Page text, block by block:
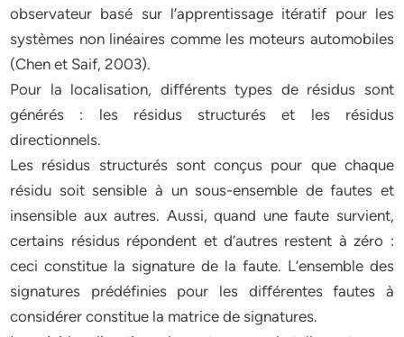
observateur basé sur l’apprentissage itératif pour les
systèmes non linéaires comme les moteurs automobiles
(Chen et Saif, 2003).
Pour la localisation, diﬀérents types de résidus sont
générés : les résidus structurés et les résidus
directionnels.
Les résidus structurés sont conçus pour que chaque
résidu soit sensible à un sous-ensemble de fautes et
insensible aux autres. Aussi, quand une faute survient,
certains résidus répondent et d’autres restent à zéro :
ceci constitue la signature de la faute. L’ensemble des
signatures prédéfinies pour les diﬀérentes fautes à
considérer constitue la matrice de signatures.